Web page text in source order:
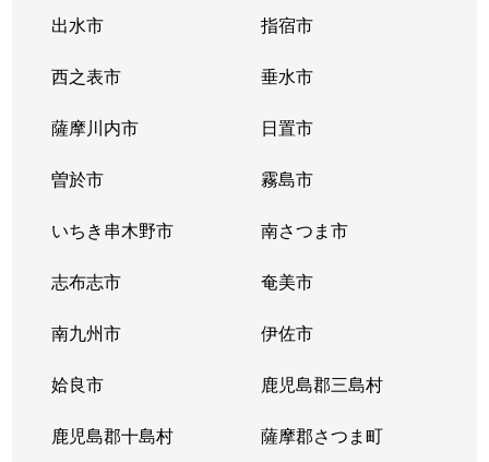
出水市 指宿市
西之表市 垂水市
薩摩川内市 日置市
曽於市 霧島市
いちき串木野市 南さつま市
志布志市 奄美市
南九州市 伊佐市
姶良市 鹿児島郡三島村
鹿児島郡十島村 薩摩郡さつま町